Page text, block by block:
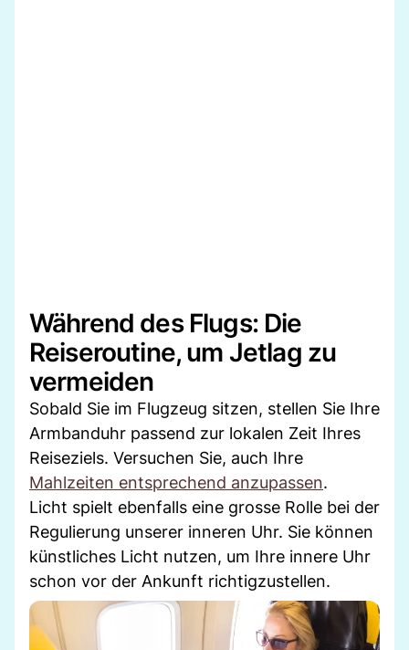
Während des Flugs: Die
Reiseroutine, um Jetlag zu
vermeiden
Sobald Sie im Flugzeug sitzen, stellen Sie Ihre
Armbanduhr passend zur lokalen Zeit Ihres
Reiseziels. Versuchen Sie, auch Ihre
Mahlzeiten entsprechend anzupassen.
Licht spielt ebenfalls eine grosse Rolle bei der
Regulierung unserer inneren Uhr. Sie können
künstliches Licht nutzen, um Ihre innere Uhr
schon vor der Ankunft richtigzustellen.